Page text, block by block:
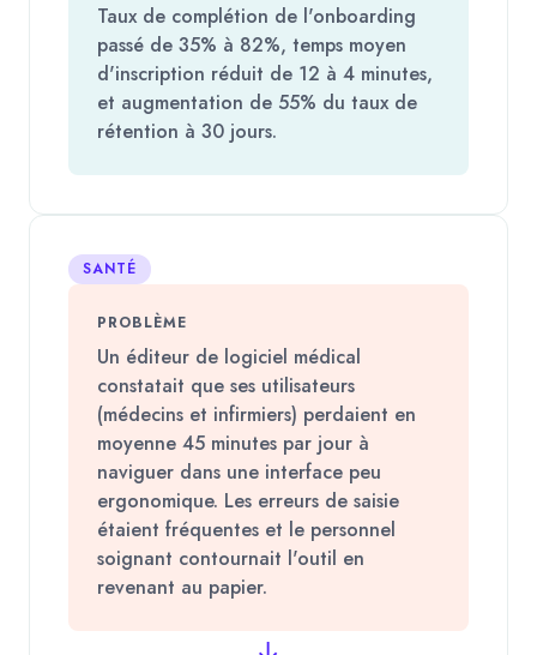
Taux de complétion de l'onboarding
passé de 35% à 82%, temps moyen
d'inscription réduit de 12 à 4 minutes,
et augmentation de 55% du taux de
rétention à 30 jours.
SANTÉ
PROBLÈME
Un éditeur de logiciel médical
constatait que ses utilisateurs
(médecins et infirmiers) perdaient en
moyenne 45 minutes par jour à
naviguer dans une interface peu
ergonomique. Les erreurs de saisie
étaient fréquentes et le personnel
soignant contournait l'outil en
revenant au papier.